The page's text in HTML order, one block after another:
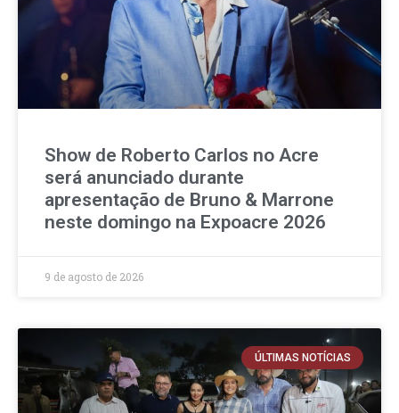
Show de Roberto Carlos no Acre
será anunciado durante
apresentação de Bruno & Marrone
neste domingo na Expoacre 2026
9 de agosto de 2026
ÚLTIMAS NOTÍCIAS